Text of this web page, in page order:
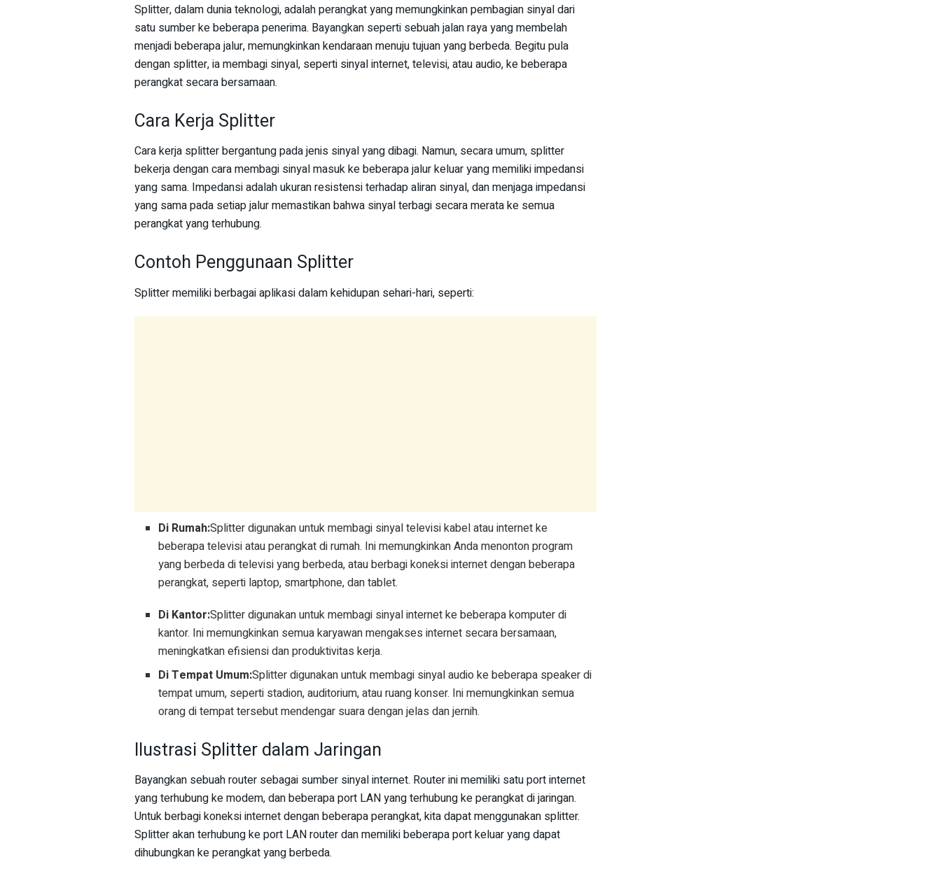
Splitter, dalam dunia teknologi, adalah perangkat yang memungkinkan pembagian sinyal dari
satu sumber ke beberapa penerima. Bayangkan seperti sebuah jalan raya yang membelah
menjadi beberapa jalur, memungkinkan kendaraan menuju tujuan yang berbeda. Begitu pula
dengan splitter, ia membagi sinyal, seperti sinyal internet, televisi, atau audio, ke beberapa
perangkat secara bersamaan.
Cara Kerja Splitter
Cara kerja splitter bergantung pada jenis sinyal yang dibagi. Namun, secara umum, splitter
bekerja dengan cara membagi sinyal masuk ke beberapa jalur keluar yang memiliki impedansi
yang sama. Impedansi adalah ukuran resistensi terhadap aliran sinyal, dan menjaga impedansi
yang sama pada setiap jalur memastikan bahwa sinyal terbagi secara merata ke semua
perangkat yang terhubung.
Contoh Penggunaan Splitter
Splitter memiliki berbagai aplikasi dalam kehidupan sehari-hari, seperti:
Di Rumah:Splitter digunakan untuk membagi sinyal televisi kabel atau internet ke
beberapa televisi atau perangkat di rumah. Ini memungkinkan Anda menonton program
yang berbeda di televisi yang berbeda, atau berbagi koneksi internet dengan beberapa
perangkat, seperti laptop, smartphone, dan tablet.
Di Kantor:Splitter digunakan untuk membagi sinyal internet ke beberapa komputer di
kantor. Ini memungkinkan semua karyawan mengakses internet secara bersamaan,
meningkatkan efisiensi dan produktivitas kerja.
Di Tempat Umum:Splitter digunakan untuk membagi sinyal audio ke beberapa speaker di
tempat umum, seperti stadion, auditorium, atau ruang konser. Ini memungkinkan semua
orang di tempat tersebut mendengar suara dengan jelas dan jernih.
Ilustrasi Splitter dalam Jaringan
Bayangkan sebuah router sebagai sumber sinyal internet. Router ini memiliki satu port internet
yang terhubung ke modem, dan beberapa port LAN yang terhubung ke perangkat di jaringan.
Untuk berbagi koneksi internet dengan beberapa perangkat, kita dapat menggunakan splitter.
Splitter akan terhubung ke port LAN router dan memiliki beberapa port keluar yang dapat
dihubungkan ke perangkat yang berbeda.